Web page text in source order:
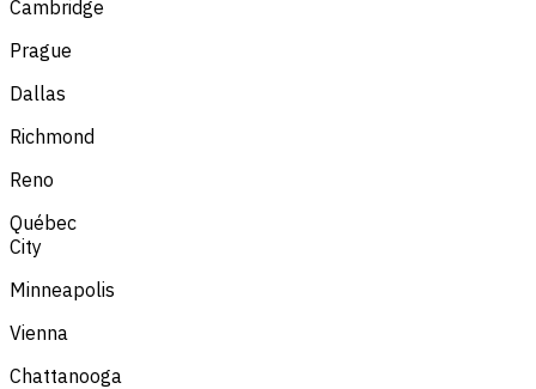
Cambridge
Prague
Dallas
Richmond
Reno
Québec
City
Minneapolis
Vienna
Chattanooga